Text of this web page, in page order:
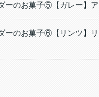
ーのお菓子⑤【ガレー】
ーのお菓子⑥【リンツ】